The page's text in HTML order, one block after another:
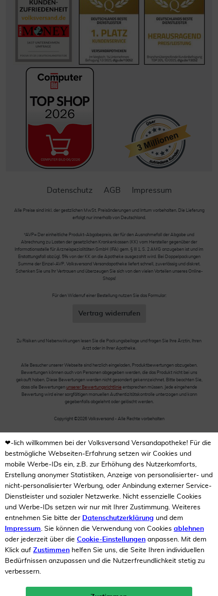
Datenschutz AGB Impressum
Alle Preise sind inkl. der gestzlichen MwSt. Preisänderungen und Irrtum vorbehalten. Die Lieferung
erfolgt nur innerhalb von Deutschland.
*AVP= Der einheitliche Produkt-Abgabepreis, der für den Ausnahmefall der Abgabe und
Abrechnung zu Lasten der gesetzlichen Krankenkassen (KK) vom Hersteller gegenüber der
Informationsstelle für Arzneispezialitäten GmbH (IFA) gem. § III 1, S. 2 AMG anzugeben ist und im
Erstattungsfall abzügl. 5% von der KK an die Apotheke ausgezahlt wird. Bei Doppelpackungen
Summe der Einzel-AVP. Volksversand Versandapotheke liefert schnell, zuverlässig und diskret.
Schenken Sie uns Ihr Vertrauen und überzeugen Sie sich von den vielen Vorteilen unseres Online-
Shops!
Für den Widerruf einer Bestellung nutzen Sie das Formular:
Vertrag widerrufen
Zu Risiken und Nebenwirkungen lesen Sie die Packungsbeilage und fragen Sie Ihre Ärztin, Ihren
Arzt oder in Ihrer Apotheke.
Alle Besucher unserer Webseite sind herzlich eingeladen, Produktbewertungen abzugeben.
Bewertungen können auch von Personen abgegeben werden, die das Produkt nicht bei uns
gekauft haben. Diese Bewertungen werden nicht gesondert gekennzeichnet. Bitte beachten Sie,
dass alle Bewertungen unserer Bewertungsrichtlinie entsprechen müssen. Jede eingehende
Bewertung wird einer sorgfältigen manuellen Authentizitätskontrolle unterzogen und kann
gegebenfalls abgelehnt oder gelöscht werden.
Copyright ©2026 Volksversand - Alle Rechte vorbehalten
❤-lich willkommen bei der Volksversand Versandapotheke! Für die
bestmögliche Webseiten-Erfahrung setzen wir Cookies und
mobile Werbe-IDs ein, z.B. zur Erhöhung des Nutzerkomforts,
Erstellung anonymer Statistiken, Anzeige von personalisierter- und
nicht-personalisierter Werbung, oder Anbindung externer Service-
Dienstleister und sozialer Netzwerke. Nicht essenzielle Cookies
und Werbe-IDs setzen wir nur mit Ihrer Zustimmung. Weiteres
entnehmen Sie bitte der Datenschutzerklärung und dem
Impressum. Sie können die Verwendung von Cookies ablehnen
oder jederzeit über die Cookie-Einstellungen anpassen. Mit dem
Klick auf Zustimmen helfen Sie uns, die Seite Ihren individuellen
Bedürfnissen anzupassen und die Nutzerfreundlichkeit stetig zu
verbessern.